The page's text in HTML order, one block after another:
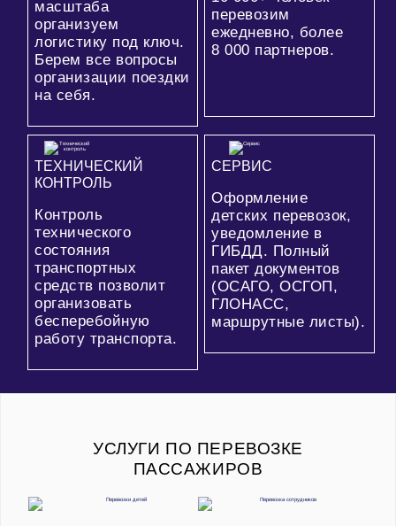
масштаба
организуем
логистику под ключ.
Берем все вопросы
организации поездки
на себя.
перевозим
ежедневно, более
8 000 партнеров.
ТЕХНИЧЕСКИЙ
КОНТРОЛЬ
Контроль
технического
состояния
транспортных
средств позволит
организовать
бесперебойную
работу транспорта.
СЕРВИС
Оформление
детских перевозок,
уведомление в
ГИБДД. Полный
пакет документов
(ОСАГО, ОСГОП,
ГЛОНАСС,
маршрутные листы).
УСЛУГИ ПО ПЕРЕВОЗКЕ
ПАССАЖИРОВ